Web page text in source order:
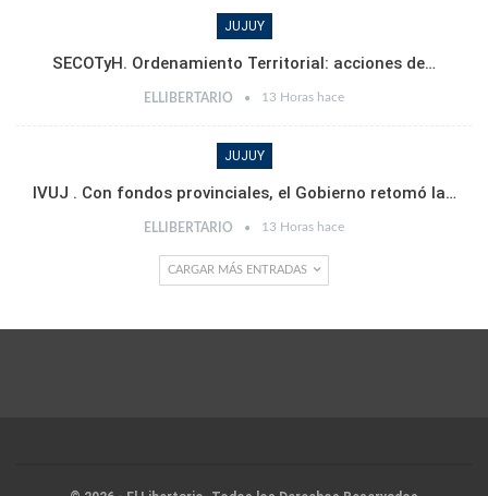
JUJUY
SECOTyH. Ordenamiento Territorial: acciones de…
ELLIBERTARIO 13 Horas hace
JUJUY
IVUJ . Con fondos provinciales, el Gobierno retomó la…
ELLIBERTARIO 13 Horas hace
CARGAR MÁS ENTRADAS